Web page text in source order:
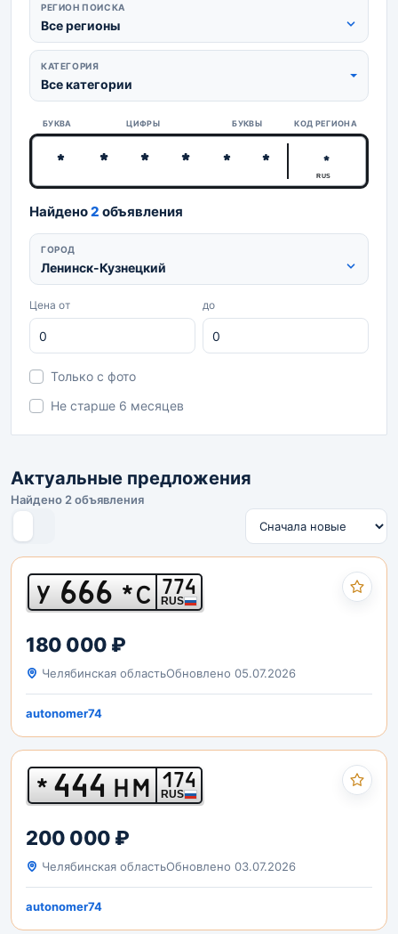
РЕГИОН ПОИСКА
Все регионы
КАТЕГОРИЯ
Все категории
БУКВА ЦИФРЫ БУКВЫ КОД РЕГИОНА
RUS
Найдено2 объявления
ГОРОД
Ленинск-Кузнецкий
Цена от до
Только с фото
Не старше 6 месяцев
Актуальные предложения
Найдено 2 объявления
У 666 *С 774
RUS
180 000 ₽
Челябинская областьОбновлено 05.07.2026
autonomer74
* 444 НМ 174
RUS
200 000 ₽
Челябинская областьОбновлено 03.07.2026
autonomer74